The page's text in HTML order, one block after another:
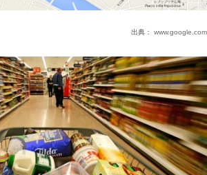
出典： www.google.com